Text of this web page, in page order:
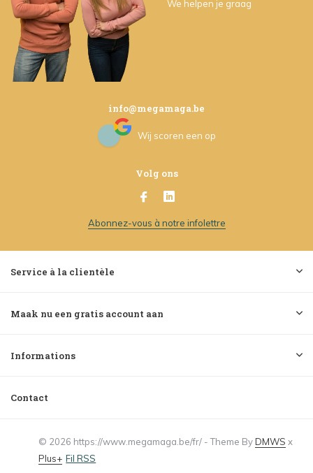
We helpen je graag
info@megamaga.be
Wij scoren een op
Volg ons
Abonnez-vous à notre infolettre
Service à la clientèle
Maak nu een gratis account aan
Informations
Contact
© 2026 https://www.megamaga.be/fr/ - Theme ByDMWS x
Plus+ Fil RSS